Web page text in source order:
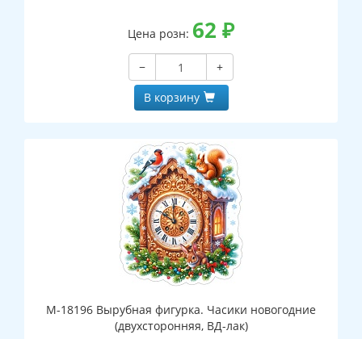
Цена розн: 62 ₽
−
+
В корзину
М-18196 Вырубная фигурка. Часики новогодние
(двухсторонняя, ВД-лак)